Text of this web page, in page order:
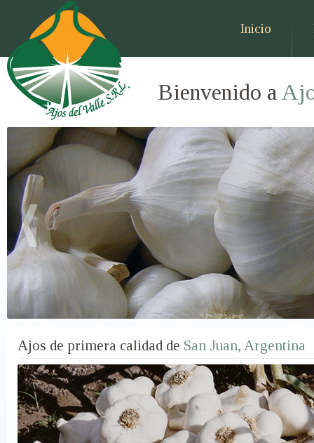
Inicio
Bienvenido a
Ajos de primera calidad de San Juan, Argentina